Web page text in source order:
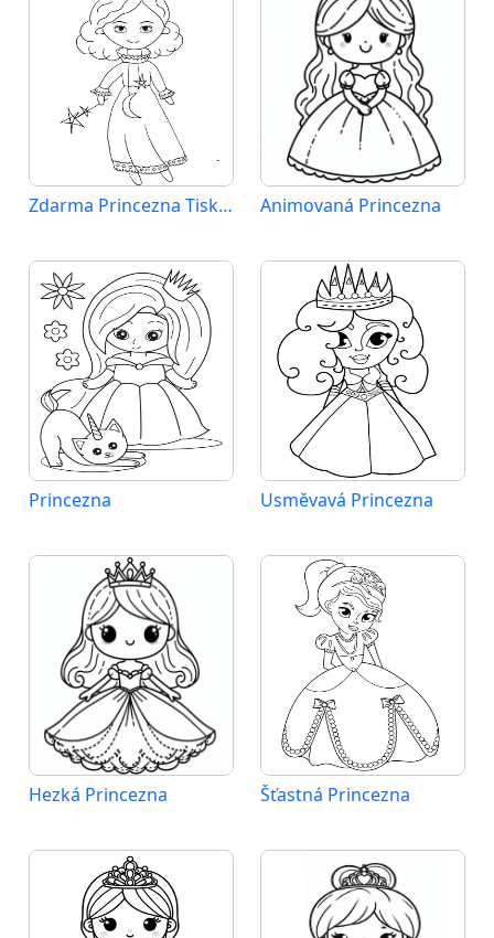
Zdarma Princezna Tisknutelná Animovaná Princezna
Princezna Usměvavá Princezna
Hezká Princezna Šťastná Princezna